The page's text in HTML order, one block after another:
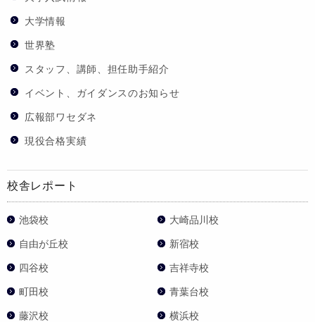
大学情報
世界塾
スタッフ、講師、担任助手紹介
イベント、ガイダンスのお知らせ
広報部ワセダネ
現役合格実績
校舎レポート
池袋校 大崎品川校
自由が丘校 新宿校
四谷校 吉祥寺校
町田校 青葉台校
藤沢校 横浜校